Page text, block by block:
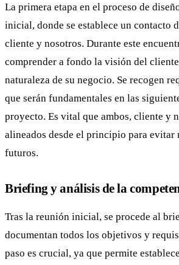
La primera etapa en el proceso de
inicial, donde se establece un contacto
cliente y nosotros. Durante este
comprender a fondo la visión del
naturaleza de su negocio. Se recogen
que serán fundamentales en las
proyecto. Es vital que ambos, cliente y
alineados desde el principio para evitar
futuros.
Briefing y análisis de la
Tras la reunión inicial, se procede al
documentan todos los objetivos y
paso es crucial, ya que permite